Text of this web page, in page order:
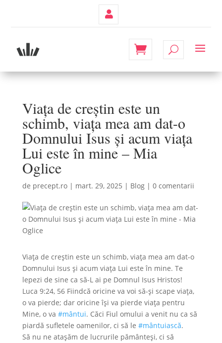
Viața de creștin este un
schimb, viața mea am dat-o
Domnului Isus și acum viața
Lui este în mine – Mia
Oglice
de precept.ro| mart. 29, 2025 | Blog| 0 comentarii
Viața de creștin este un schimb, viața mea am dat-o
Domnului Isus și acum viața Lui este în mine. Te
lepezi de sine ca să-L ai pe Domnul Isus Hristos!
Luca 9:24, 56 Fiindcă oricine va voi să-și scape viața,
o va pierde; dar oricine își va pierde viața pentru
Mine, o va #mântui. Căci Fiul omului a venit nu ca să
piardă sufletele oamenilor, ci să le #mântuiască.
Să nu ne atașăm de lucrurile pământeși, ci să